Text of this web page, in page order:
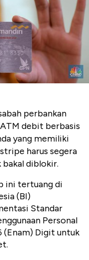
perbankan
debit berbasis
yang memiliki
harus segera
bakal diblokir.
ini tertuang di
(BI)
Standar
Personal
Digit untuk